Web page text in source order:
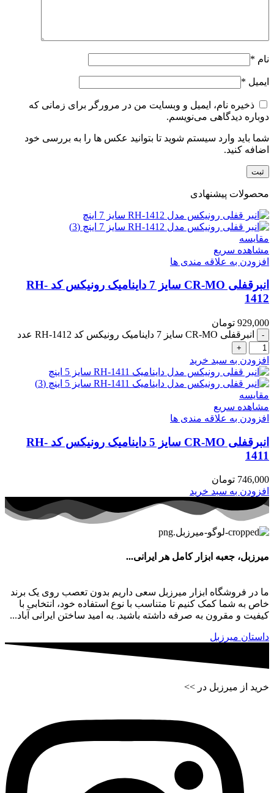
نام *
ایمیل *
ذخیره نام، ایمیل و وبسایت من در مرورگر برای زمانی که
دوباره دیدگاهی می‌نویسم.
شما باید وارد سیستم شوید تا بتوانید عکس ها را به بررسی خود
اضافه کنید.
محصولات پیشنهادی
مقایسه
مشاهده سریع
افزودن به علاقه مندی ها
انبرقفلی CR-MO سایز 7 داینامیک رونیکس کد RH-
1412
929,000 تومان
انبرقفلی CR-MO سایز 7 داینامیک رونیکس کد RH-1412 عدد
افزودن به سبد خرید
مقایسه
مشاهده سریع
افزودن به علاقه مندی ها
انبرقفلی CR-MO سایز 5 داینامیک رونیکس کد RH-
1411
746,000 تومان
افزودن به سبد خرید
میرزبل، جعبه ابزار کامل هر ایرانی...
ما در فروشگاه ابزار میرزبل سعی داریم بدون تعصب روی یک برند
خاص به شما کمک کنیم تا متناسب با نوع استفاده خود، انتخابی با
کیفیت و مقرون به صرفه داشته باشید. به امید ساختن ایرانی آباد...
داستان میرزبل
خرید از میرزبل در >>